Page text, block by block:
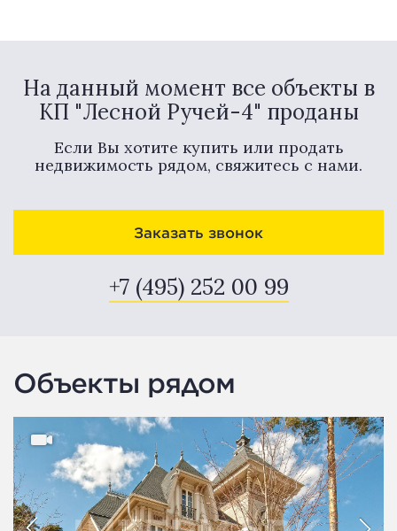
На данный момент все объекты в
КП "Лесной Ручей-4" проданы
Если Вы хотите купить или продать
недвижимость рядом, свяжитесь с нами.
Заказать звонок
+7 (495) 252 00 99
Объекты рядом